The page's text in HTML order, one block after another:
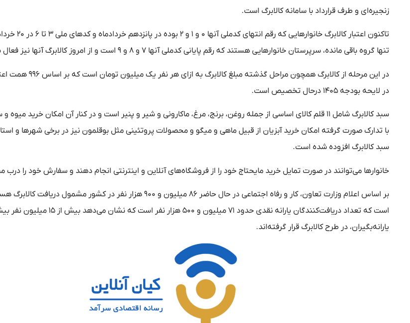
زنجیره‌ای و طرف قرارداد با سامانه کالابرگ است.
تاکنون اعتبار کالابرگ
تنها گروه باقی مانده، سرپرستان خانوارهایی هستند که رقم پایانی کدملی آنها ۷ و ۸ و ۹ است و از امروز کالابرگ آنها نیز فعال شد.
در این مرحله از کالابرگ همچون مراحل
در لایحه بودجه ۱۴۰۵ درحال تخصیص است.
سبد کالابرگ شامل ۱۱ قلم کالای اساسی از جمله روغن، برنج، مرغ، ماکارونی و شیر و پنیر است و در کنار آن امکان خرید
با تدارک صورت گرفته امکان خرید آبزیان از قبیل ماهی و میگو و محصولات پروتئینی مثل بوقلمون نیز در برخی شهرها و
سبد کالابرگ افزوده شده است.
خانوارها می‌توانند در صورت تمایل خرید مایحتاج خود را از فروشگاه‌های آنلاین و اینترنتی انجام دهند و سفارش خود را درب
بر اساس اعلام وزارت تعاون، کار و رفاه اجتماعی در حال حاضر ۸۶ میلیون و ۹۰۰ هزار نفر در کشور
است که تعداد دریافت‌کنندگان یارانه نقدی حدود ۷۱ میلیون و
یارانه‌بگیران، در طرح کالابرگ قرار گرفته‌اند.